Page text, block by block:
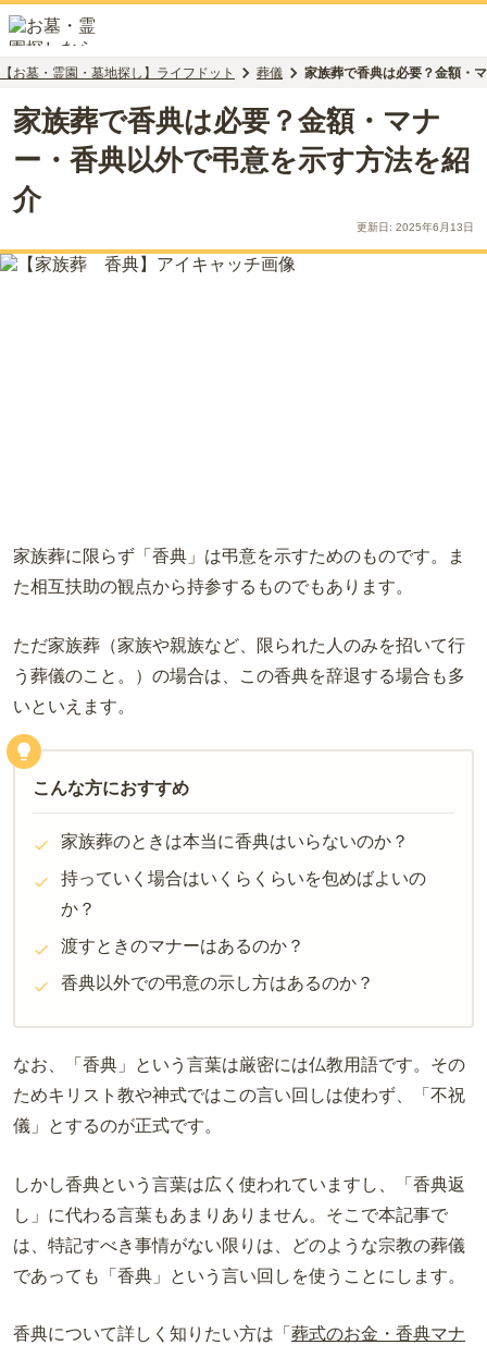
【お墓・霊園・墓地探し】ライフドット 葬儀 家族葬で香典は必要？金額・
家族葬で香典は必要？金額・マナ
ー・香典以外で弔意を示す方法を紹
介
更新日: 2025年6月13日
家族葬に限らず「香典」は弔意を示すためのものです。ま
た相互扶助の観点から持参するものでもあります。
ただ家族葬（家族や親族など、限られた人のみを招いて行
う葬儀のこと。）の場合は、この香典を辞退する場合も多
いといえます。
こんな方におすすめ
家族葬のときは本当に香典はいらないのか ？
持っていく場合はいくらくらいを包めばよいの
か ？
渡すときのマナーはあるのか？
香典以外での弔意の示し方はあるのか？
なお、「香典」という言葉は厳密には仏教用語です。その
ためキリスト教や神式ではこの言い回しは使わず、「不祝
儀」とするのが正式です。
しかし香典という言葉は広く使われていますし、「香典返
し」に代わる言葉もあまりありません。そこで本記事で
は、特記すべき事情がない限りは、どのような宗教の葬儀
であっても「香典」という言い回しを使うことにします。
香典について詳しく知りたい方は「 葬式のお金・香典マナ